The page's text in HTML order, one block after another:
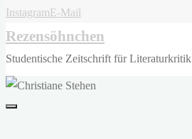
InstagramE-Mail
Rezensöhnchen
Studentische Zeitschrift für Literaturkritik